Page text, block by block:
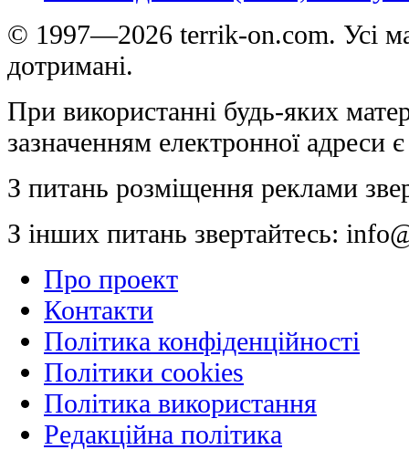
© 1997—2026 terrik-on.com. Усі
дотримані.
При використанні будь-яких
зазначенням електронної адреси
З питань розміщення реклами
З інших питань звертайтесь:
Про проект
Контакти
Політика конфіденційності
Політики cookies
Політика використання
Редакційна політика